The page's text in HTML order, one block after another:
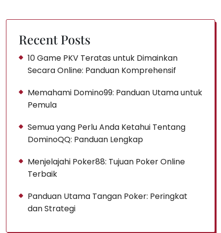
Recent Posts
10 Game PKV Teratas untuk Dimainkan
Secara Online: Panduan Komprehensif
Memahami Domino99: Panduan Utama untuk
Pemula
Semua yang Perlu Anda Ketahui Tentang
DominoQQ: Panduan Lengkap
Menjelajahi Poker88: Tujuan Poker Online
Terbaik
Panduan Utama Tangan Poker: Peringkat
dan Strategi